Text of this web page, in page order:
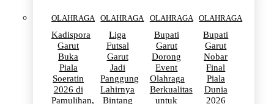
OLAHRAGA
Kadispora
Garut
Buka
Piala
Soeratin
2026 di
Pamulihan,
OLAHRAGA
Liga
Futsal
Garut
Jadi
Panggung
Lahirnya
Bintang
OLAHRAGA
Bupati
Garut
Dorong
Event
Olahraga
Berkualitas
untuk
OLAHRAGA
Bupati
Garut
Nobar
Final
Piala
Dunia
2026